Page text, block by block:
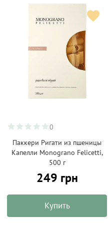
0
Паккери Ригати из пшеницы
Капелли Monograno Felicetti,
500 г
249 грн
Купить